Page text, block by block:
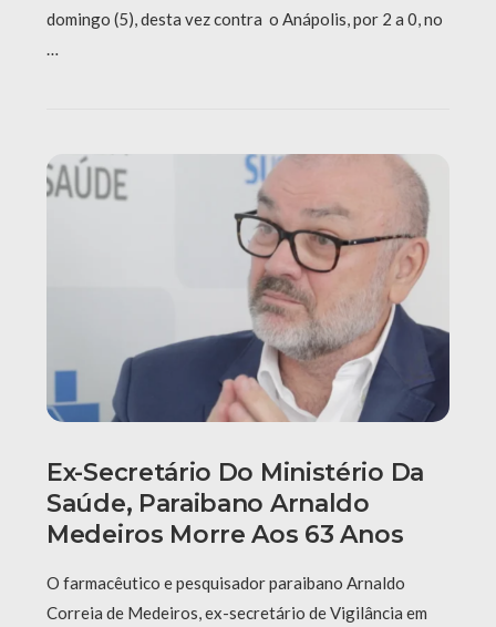
domingo (5), desta vez contra o Anápolis, por 2 a 0, no
…
Ex-Secretário Do Ministério Da
Saúde, Paraibano Arnaldo
Medeiros Morre Aos 63 Anos
O farmacêutico e pesquisador paraibano Arnaldo
Correia de Medeiros, ex-secretário de Vigilância em